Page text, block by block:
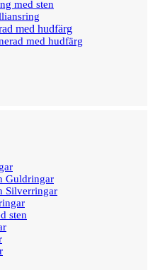
med sten
med hudfärg
Guldringar
Silverringar
sten